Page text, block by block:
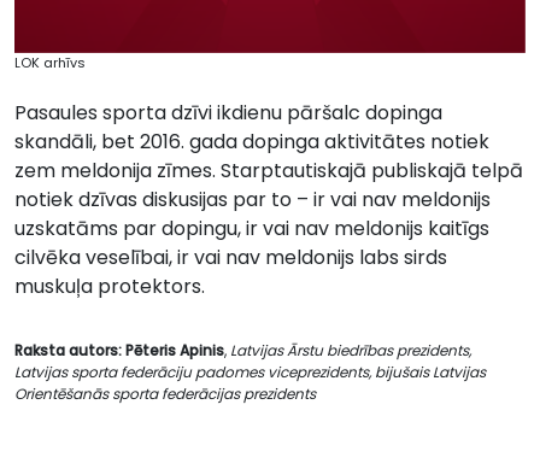
LOK arhīvs
Pasaules sporta dzīvi ikdienu pāršalc dopinga
skandāli, bet 2016. gada dopinga aktivitātes notiek
zem meldonija zīmes. Starptautiskajā publiskajā telpā
notiek dzīvas diskusijas par to – ir vai nav meldonijs
uzskatāms par dopingu, ir vai nav meldonijs kaitīgs
cilvēka veselībai, ir vai nav meldonijs labs sirds
muskuļa protektors.
Raksta autors: Pēteris Apinis, Latvijas Ārstu biedrības prezidents,
Latvijas sporta federāciju padomes viceprezidents, bijušais Latvijas
Orientēšanās sporta federācijas prezidents